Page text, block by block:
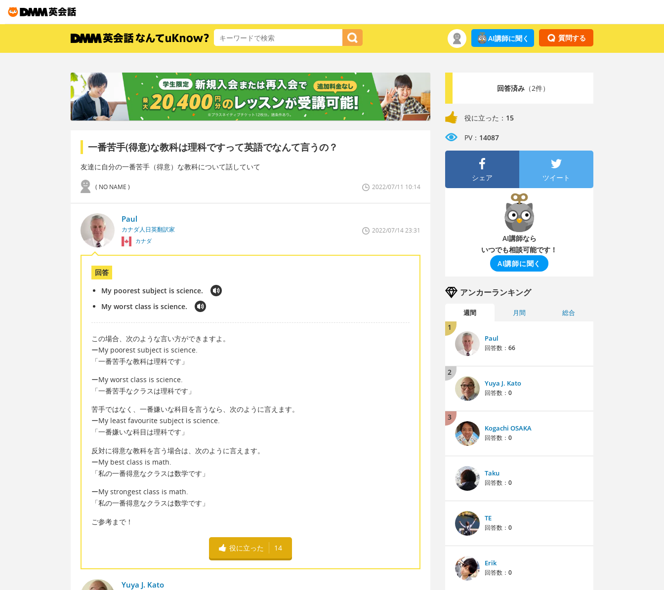
質問する
AI講師に聞く
一番苦手(得意)な教科は理科ですって英語でなんて言うの？
友達に自分の一番苦手（得意）な教科について話していて
( NO NAME ) 2022/07/11 10:14
Paul
カナダ人日英翻訳家
カナダ
2022/07/14 23:31
回答
My poorest subject is science.
My worst class is science.
この場合、次のような言い方ができますよ。
ーMy poorest subject is science.
「一番苦手な教科は理科です」
ーMy worst class is science.
「一番苦手なクラスは理科です」
苦手ではなく、一番嫌いな科目を言うなら、次のように言えます。
ーMy least favourite subject is science.
「一番嫌いな科目は理科です」
反対に得意な教科を言う場合は、次のように言えます。
ーMy best class is math.
「私の一番得意なクラスは数学です」
ーMy strongest class is math.
「私の一番得意なクラスは数学です」
ご参考まで！
役に立った 14
Yuya J. Kato
回答済み（2件）
役に立った： 15
PV： 14087
シェア ツイート
AI講師なら
いつでも相談可能です！
AI講師に聞く
アンカーランキング
週間 月間 総合
1
Paul
回答数： 66
2
Yuya J. Kato
回答数： 0
3
Kogachi OSAKA
回答数： 0
Taku
回答数： 0
TE
回答数： 0
Erik
回答数： 0